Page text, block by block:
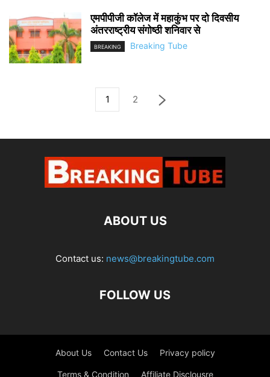
एमपीपीजी कॉलेज में महाकुंभ पर दो दिवसीय
अंतरराष्ट्रीय संगोष्ठी शनिवार से
BREAKING Breaking Tube
1 2
ABOUT US
Contact us: news@breakingtube.com
FOLLOW US
About Us Contact Us Privacy policy
Terms & Condition Affiliate Disclousre